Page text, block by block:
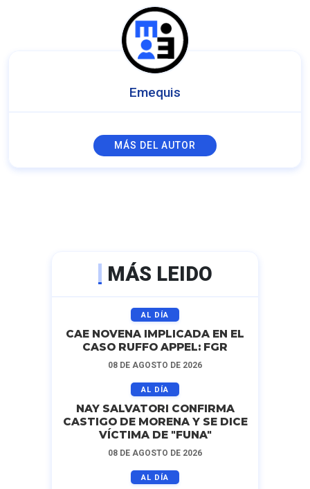
Emequis
MÁS DEL AUTOR
MÁS LEIDO
AL DÍA
CAE NOVENA IMPLICADA EN EL
CASO RUFFO APPEL: FGR
08 DE AGOSTO DE 2026
AL DÍA
NAY SALVATORI CONFIRMA
CASTIGO DE MORENA Y SE DICE
VÍCTIMA DE "FUNA"
08 DE AGOSTO DE 2026
AL DÍA